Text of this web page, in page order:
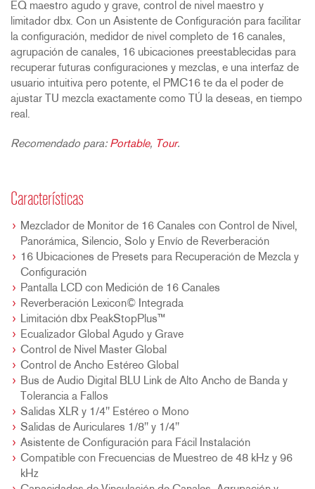
EQ maestro agudo y grave, control de nivel maestro y
limitador dbx. Con un Asistente de Configuración para facilitar
la configuración, medidor de nivel completo de 16 canales,
agrupación de canales, 16 ubicaciones preestablecidas para
recuperar futuras configuraciones y mezclas, e una interfaz de
usuario intuitiva pero potente, el PMC16 te da el poder de
ajustar TU mezcla exactamente como TÚ la deseas, en tiempo
real.
Recomendado para: Portable, Tour.
Características
Mezclador de Monitor de 16 Canales con Control de Nivel,
Panorámica, Silencio, Solo y Envío de Reverberación
16 Ubicaciones de Presets para Recuperación de Mezcla y
Configuración
Pantalla LCD con Medición de 16 Canales
Reverberación Lexicon© Integrada
Limitación dbx PeakStopPlus™
Ecualizador Global Agudo y Grave
Control de Nivel Master Global
Control de Ancho Estéreo Global
Bus de Audio Digital BLU Link de Alto Ancho de Banda y
Tolerancia a Fallos
Salidas XLR y 1/4" Estéreo o Mono
Salidas de Auriculares 1/8" y 1/4"
Asistente de Configuración para Fácil Instalación
Compatible con Frecuencias de Muestreo de 48 kHz y 96
kHz